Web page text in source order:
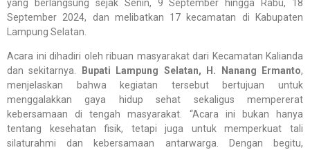
yang berlangsung sejak Senin, 9 September hingga Rabu, 18
September 2024, dan melibatkan 17 kecamatan di Kabupaten
Lampung Selatan.
Acara ini dihadiri oleh ribuan masyarakat dari Kecamatan Kalianda
dan sekitarnya.
Bupati Lampung Selatan, H. Nanang Ermanto,
menjelaskan bahwa kegiatan tersebut bertujuan untuk
menggalakkan gaya hidup sehat sekaligus mempererat
kebersamaan di tengah masyarakat. “Acara ini bukan hanya
tentang kesehatan fisik, tetapi juga untuk memperkuat tali
silaturahmi dan kebersamaan antarwarga. Dengan begitu,